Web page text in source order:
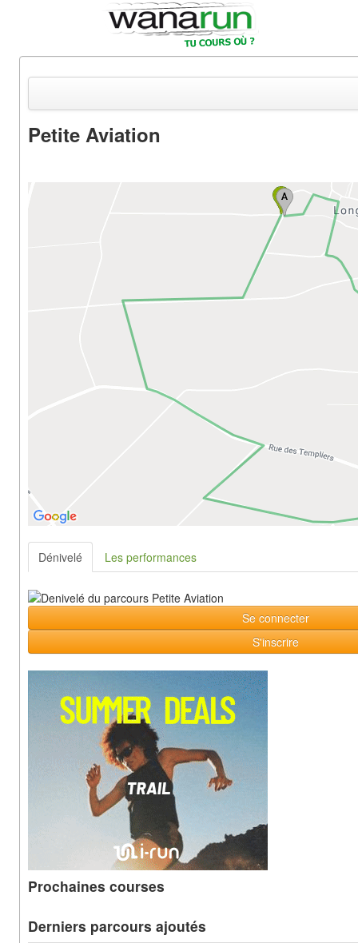
Petite Aviation
Dénivelé Les performances
Se connecter
S'inscrire
Prochaines courses
Derniers parcours ajoutés